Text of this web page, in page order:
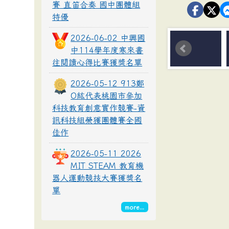
賽 直笛合奏 國中團體組
特優
2026-06-02 中興國
中114學年度寒來書
往閱讀心得比賽獲獎名單
2026-05-12 913鄭
O紘代表桃園市參加
科技教育創意實作競賽-資
訊科技組榮獲團體賽全國
佳作
2026-05-11 2026
MIT STEAM 教育機
器人運動競技大賽獲獎名
單
more...